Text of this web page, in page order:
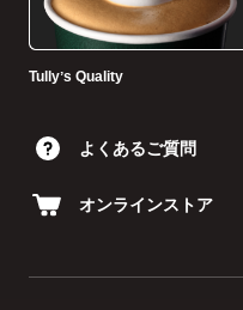
Tullyʼs Quality
よくあるご質問
オンラインストア